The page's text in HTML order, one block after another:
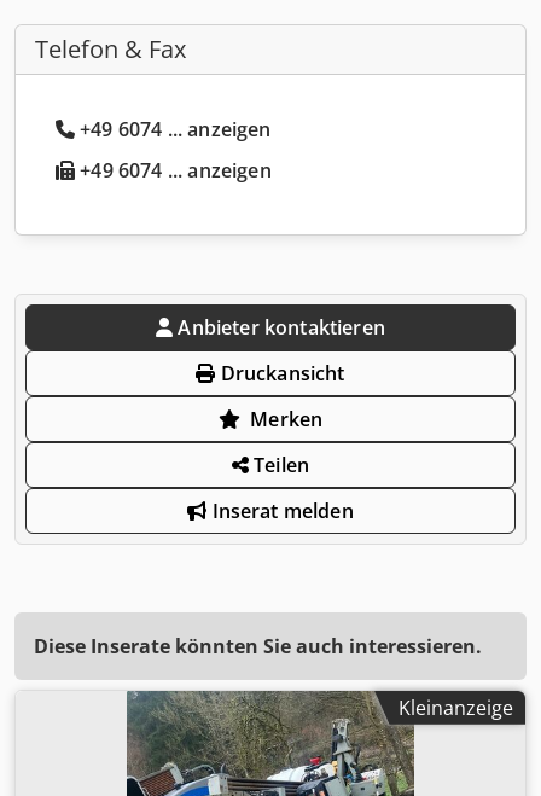
Telefon & Fax
+49 6074 ... anzeigen
+49 6074 ... anzeigen
Anbieter kontaktieren
Druckansicht
Merken
Teilen
Inserat melden
Diese Inserate könnten Sie auch interessieren.
Kleinanzeige